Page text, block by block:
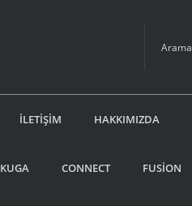
İLETİŞİM HAKKIMIZDA
KUGA CONNECT FUSİON